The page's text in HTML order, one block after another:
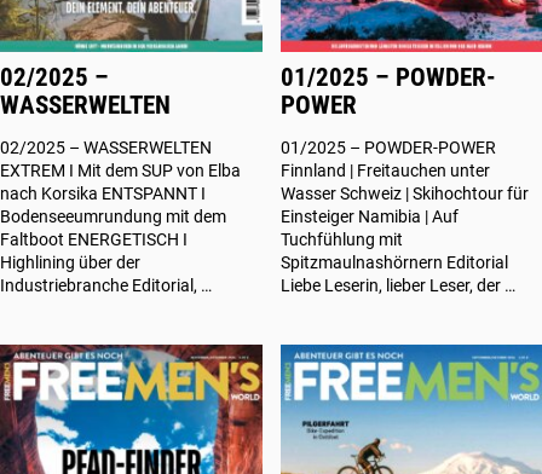
02/2025 –
WASSERWELTEN
02/2025 – WASSERWELTEN
EXTREM I Mit dem SUP von Elba
nach Korsika ENTSPANNT I
Bodenseeumrundung mit dem
Faltboot ENERGETISCH I
Highlining über der
Industriebranche Editorial, …
01/2025 – POWDER-
POWER
01/2025 – POWDER-POWER
Finnland | Freitauchen unter
Wasser Schweiz | Skihochtour für
Einsteiger Namibia | Auf
Tuchfühlung mit
Spitzmaulnashörnern Editorial
Liebe Leserin, lieber Leser, der …